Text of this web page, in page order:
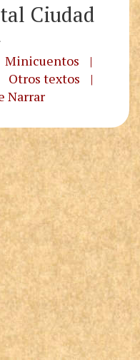
Ciudad
Minicuentos
|
Otros textos
|
Narrar